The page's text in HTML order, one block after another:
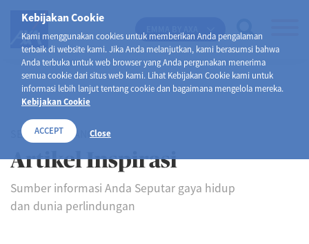
Kebijakan Cookie
Kami menggunakan cookies untuk memberikan Anda pengalaman
terbaik di website kami. Jika Anda melanjutkan, kami berasumsi bahwa
Anda terbuka untuk web browser yang Anda pergunakan menerima
semua cookie dari situs web kami. Lihat Kebijakan Cookie kami untuk
informasi lebih lanjut tentang cookie dan bagaimana mengelola mereka.
Kebijakan Cookie
ACCEPT Close
SELAMAT DATANG DI
Artikel Inspirasi
Sumber informasi Anda Seputar gaya hidup
dan dunia perlindungan